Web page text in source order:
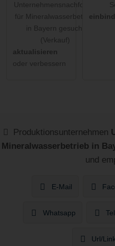
Unternehmensnachfolger
für Mineralwasserbetrieb
in Bayern gesucht
(Verkauf)
aktualisieren
oder verbessern
Produktionsunternehmen
Mineralwasserbetrieb in
und
E-Mail
Whatsapp
Url/